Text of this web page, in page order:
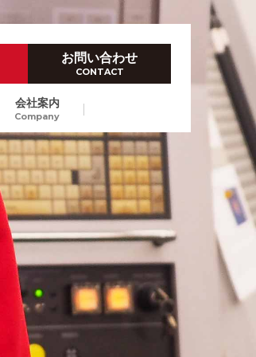
お問い合わせ
CONTACT
ハイレベルなものづくり技術
東京/長崎
ダイカスト試作
Prototype by Die casting
高品位なダイカストスピード試
作で、量産立上げにおける開発
納期短縮、試作費のコストダウ
ンをご提案します。
会社案内
Company